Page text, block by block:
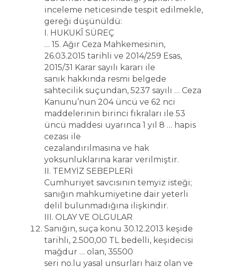
inceleme neticesinde tespit edilmekle,
gereği düşünüldü:
I. HUKUKÎ SÜREÇ
… 15. Ağır Ceza Mahkemesinin,
26.03.2015 tarihli ve 2014/259 Esas,
2015/31 Karar sayılı kararı ile
sanık hakkında resmi belgede
sahtecilik suçundan, 5237 sayılı … Ceza
Kanunu’nun 204 üncü ve 62 nci
maddelerinin birinci fıkraları ile 53
üncü maddesi uyarınca 1 yıl 8 … hapis
cezası ile
cezalandırılmasına ve hak
yoksunluklarına karar verilmiştir.
II. TEMYİZ SEBEPLERİ
Cumhuriyet savcısının temyiz isteği;
sanığın mahkumiyetine dair yeterli
delil bulunmadığına ilişkindir.
III. OLAY VE OLGULAR
Sanığın, suça konu 30.12.2013 keşide
tarihli, 2.500,00 TL bedelli, keşidecisi
mağdur … olan, 35500
seri no.lu yasal unsurları haiz olan ve